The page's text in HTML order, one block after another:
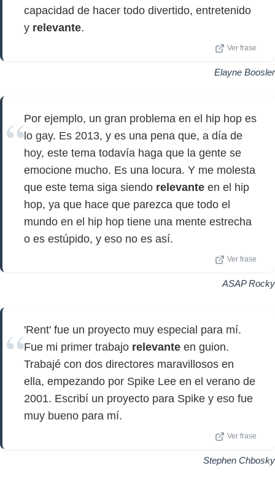
capacidad de hacer todo divertido, entretenido
y relevante.
Ver frase
Elayne Boosler
Por ejemplo, un gran problema en el hip hop es
lo gay. Es 2013, y es una pena que, a día de
hoy, este tema todavía haga que la gente se
emocione mucho. Es una locura. Y me molesta
que este tema siga siendo relevante en el hip
hop, ya que hace que parezca que todo el
mundo en el hip hop tiene una mente estrecha
o es estúpido, y eso no es así.
Ver frase
ASAP Rocky
'Rent' fue un proyecto muy especial para mí.
Fue mi primer trabajo relevante en guion.
Trabajé con dos directores maravillosos en
ella, empezando por Spike Lee en el verano de
2001. Escribí un proyecto para Spike y eso fue
muy bueno para mí.
Ver frase
Stephen Chbosky